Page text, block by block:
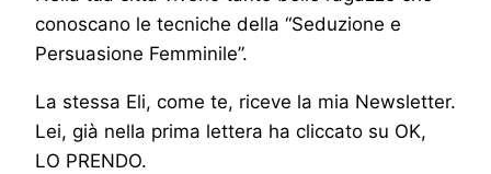
conoscano le tecniche della “Seduzione e
Persuasione Femminile”.
La stessa Eli, come te, riceve la mia Newsletter.
Lei, già nella prima lettera ha cliccato su OK,
LO PRENDO.